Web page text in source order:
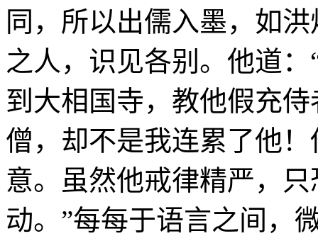
同，所以出儒入墨，如
之人，识见各别。他道
到大相国寺，教他假充
僧，却不是我连累了他
意。虽然他戒律精严，
动。”每每于语言之间，